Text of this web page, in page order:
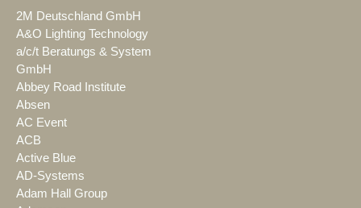
2M Deutschland GmbH
A&O Lighting Technology
a/c/t Beratungs & System
GmbH
Abbey Road Institute
Absen
AC Event
ACB
Active Blue
AD-Systems
Adam Hall Group